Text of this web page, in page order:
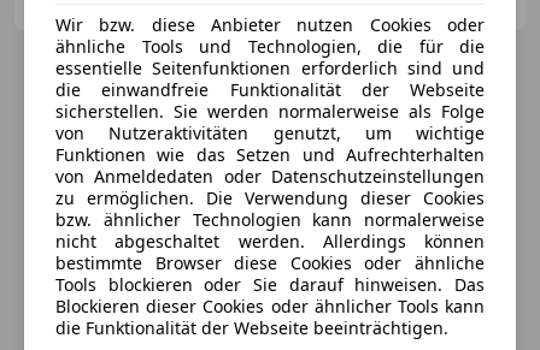
Wir bzw. diese Anbieter nutzen Cookies oder
ähnliche Tools und Technologien, die für die
essentielle Seitenfunktionen erforderlich sind und
die einwandfreie Funktionalität der Webseite
sicherstellen. Sie werden normalerweise als Folge
von Nutzeraktivitäten genutzt, um wichtige
Funktionen wie das Setzen und Aufrechterhalten
von Anmeldedaten oder Datenschutzeinstellungen
zu ermöglichen. Die Verwendung dieser Cookies
bzw. ähnlicher Technologien kann normalerweise
nicht abgeschaltet werden. Allerdings können
bestimmte Browser diese Cookies oder ähnliche
Tools blockieren oder Sie darauf hinweisen. Das
Blockieren dieser Cookies oder ähnlicher Tools kann
die Funktionalität der Webseite beeinträchtigen.